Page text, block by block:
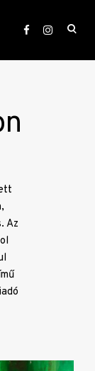
Az